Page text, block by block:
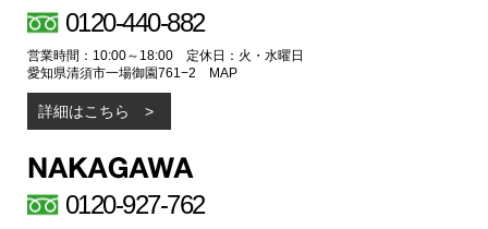
0120-440-882
営業時間：10:00～18:00 定休日：火・水曜日
愛知県清須市一場御園761−2 MAP
詳細はこちら
0120-927-762